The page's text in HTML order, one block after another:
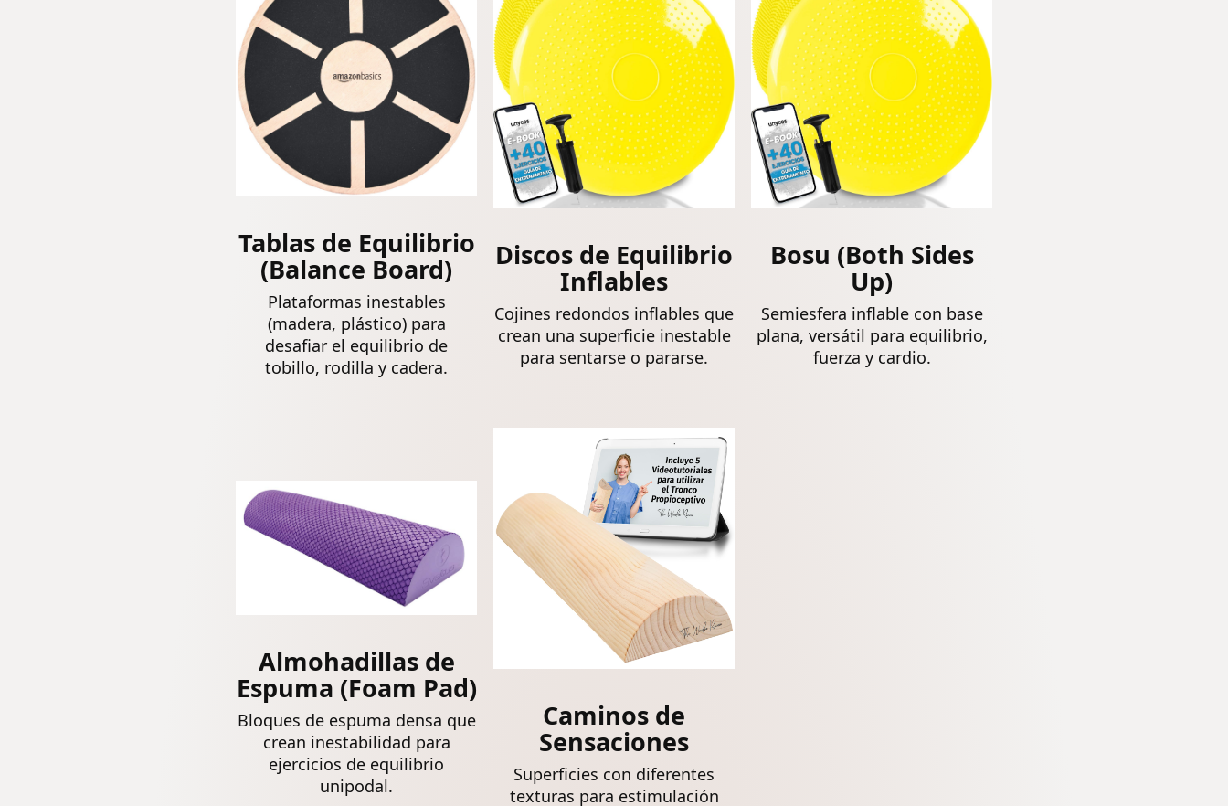
(azul)
coordinación
Fuerza
Central para
Todas Las
Edades
Fuerza
Central para
Todas Las
Edades
Tablas de Equilibrio
(Balance Board)
Plataformas inestables
(madera, plástico) para
desafiar el equilibrio de
tobillo, rodilla y cadera.
Discos de Equilibrio
Inflables
Cojines redondos inflables que
crean una superficie inestable
para sentarse o pararse.
Bosu (Both Sides
Up)
Semiesfera inflable con base
plana, versátil para equilibrio,
fuerza y cardio.
Almohadillas de
Espuma (Foam Pad)
Bloques de espuma densa que
crean inestabilidad para
ejercicios de equilibrio
unipodal.
Caminos de
Sensaciones
Superficies con diferentes
texturas para estimulación